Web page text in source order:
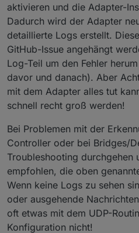
aktivieren und die Adapter-
Dadurch wird der Adapter
detaillierte Logs erstellt.
GitHub-Issue angehängt
Log-Teil um den Fehler
davor und danach). Aber
mit dem Adapter alles tut
schnell recht groß werden!
Bei Problemen mit der
Controller oder bei Bridges/
Troubleshooting durchgehen
empfohlen, die oben
Wenn keine Logs zu sehen
oder ausgehende
oft etwas mit dem UDP-
Konfiguration nicht!